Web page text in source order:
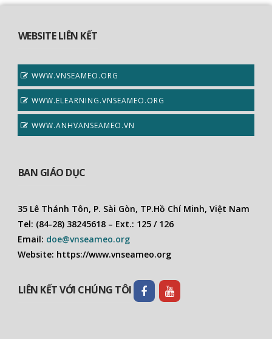
WEBSITE LIÊN KẾT
WWW.VNSEAMEO.ORG
WWW.ELEARNING.VNSEAMEO.ORG
WWW.ANHVANSEAMEO.VN
BAN GIÁO DỤC
35 Lê Thánh Tôn, P. Sài Gòn, TP.Hồ Chí Minh, Việt Nam
Tel: (84-28) 38245618 – Ext.: 125 / 126
Email: doe@vnseameo.org
Website: https://www.vnseameo.org
LIÊN KẾT VỚI CHÚNG TÔI